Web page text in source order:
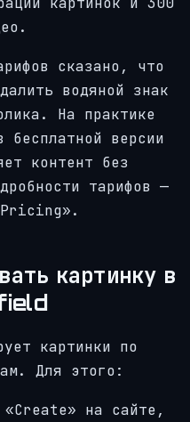
сказано, что
водяной знак
На практике
версии
контент без
тарифов —
картинку в
картинки по
Для этого:
«Create» на сайте,